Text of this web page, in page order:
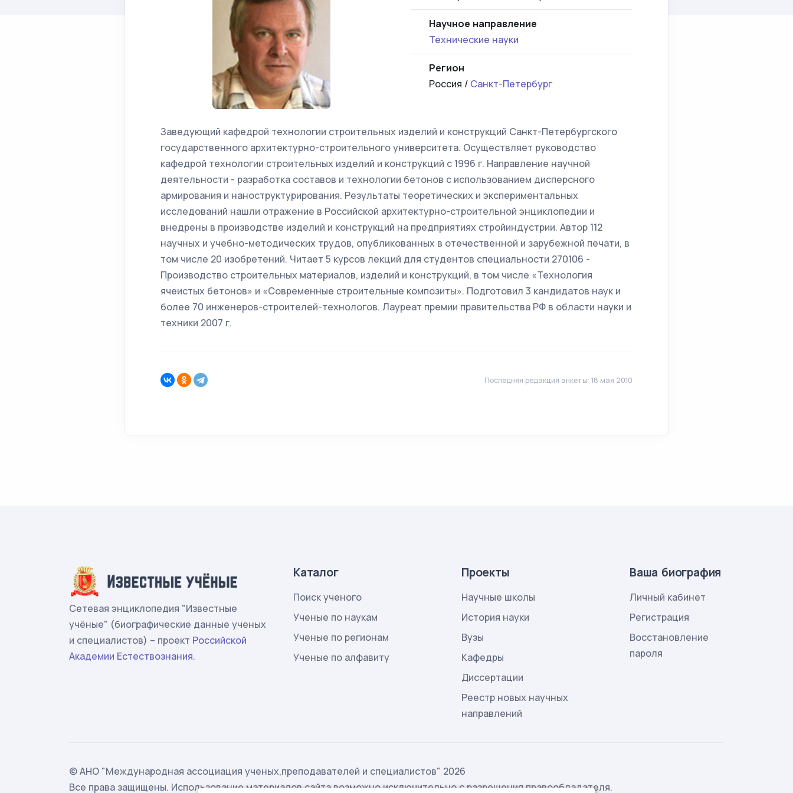
Научное направление
Технические науки
Регион
Россия / Санкт-Петербург
Заведующий кафедрой технологии строительных изделий и конструкций Санкт-Петербургского
государственного архитектурно-строительного университета. Осуществляет руководство
кафедрой технологии строительных изделий и конструкций с 1996 г. Направление научной
деятельности - разработка составов и технологии бетонов с использованием дисперсного
армирования и наноструктурирования. Результаты теоретических и экспериментальных
исследований нашли отражение в Российской архитектурно-строительной энциклопедии и
внедрены в производстве изделий и конструкций на предприятиях стройиндустрии. Автор 112
научных и учебно-методических трудов, опубликованных в отечественной и зарубежной печати, в
том числе 20 изобретений. Читает 5 курсов лекций для студентов специальности 270106 -
Производство строительных материалов, изделий и конструкций, в том числе «Технология
ячеистых бетонов» и «Современные строительные композиты». Подготовил 3 кандидатов наук и
более 70 инженеров-строителей-технологов. Лауреат премии правительства РФ в области науки и
техники 2007 г.
Последняя редакция анкеты: 18 мая 2010
Сетевая энциклопедия "Известные
учёные" (биографические данные ученых
и специалистов) – проект Российской
Академии Естествознания.
Каталог
Поиск ученого
Ученые по наукам
Ученые по регионам
Ученые по алфавиту
Проекты
Научные школы
История науки
Вузы
Кафедры
Диссертации
Реестр новых научных
направлений
Ваша биография
Личный кабинет
Регистрация
Восстановление
пароля
© АНО "Международная ассоциация ученых,преподавателей и специалистов" 2026
Все права защищены. Использование материалов сайта возможно исключительно с разрешения правообладателя.